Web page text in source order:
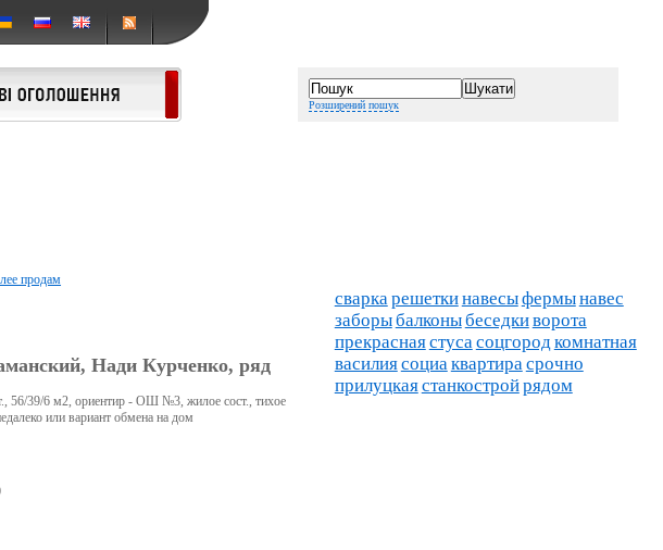
Розширений пошук
продам
Нади Курченко, ряд
56/39/6 м2, ориентир - ОШ №3, жилое сост., тихое
или вариант обмена на дом
сваркарешеткинавесыфермынавес
заборыбалконыбеседкиворота
прекраснаястусасоцгородкомнатная
василиясоциаквартирасрочно
прилуцкаястанкостройрядом